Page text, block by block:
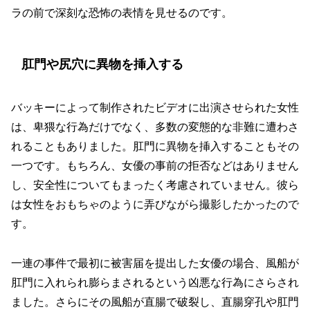
ラの前で深刻な恐怖の表情を見せるのです。
肛門や尻穴に異物を挿入する
バッキーによって制作されたビデオに出演させられた女性
は、卑猥な行為だけでなく、多数の変態的な非難に遭わさ
れることもありました。肛門に異物を挿入することもその
一つです。もちろん、女優の事前の拒否などはありません
し、安全性についてもまったく考慮されていません。彼ら
は女性をおもちゃのように弄びながら撮影したかったので
す。
一連の事件で最初に被害届を提出した女優の場合、風船が
肛門に入れられ膨らまされるという凶悪な行為にさらされ
ました。さらにその風船が直腸で破裂し、直腸穿孔や肛門